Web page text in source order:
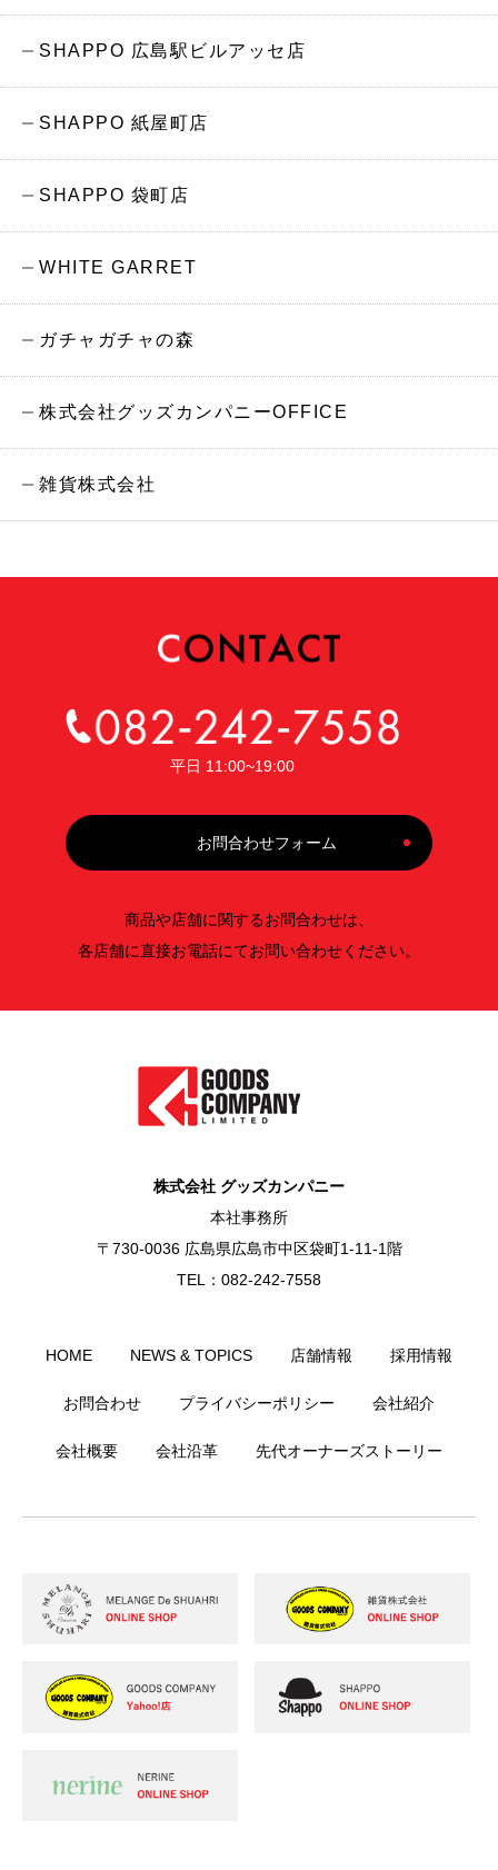
SHAPPO 広島駅ビルアッセ店
SHAPPO 紙屋町店
SHAPPO 袋町店
WHITE GARRET
ガチャガチャの森
株式会社グッズカンパニーOFFICE
雑貨株式会社
平日 11:00~19:00
お問合わせフォーム
商品や店舗に関するお問合わせは、
各店舗に直接お電話にてお問い合わせください。
株式会社 グッズカンパニー
本社事務所
〒730-0036 広島県広島市中区袋町1-11-1階
TEL：082-242-7558
HOME NEWS & TOPICS 店舗情報 採用情報
お問合わせ プライバシーポリシー 会社紹介
会社概要 会社沿革 先代オーナーズストーリー